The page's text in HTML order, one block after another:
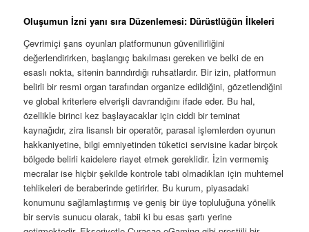
Oluşumun İzni yanı sıra Düzenlemesi: Dürüstlüğün İlkeleri
Çevrimiçi şans oyunları platformunun güvenilirliğini
değerlendirirken, başlangıç bakılması gereken ve belki de en
esaslı nokta, sitenin barındırdığı ruhsatlardır. Bir izin, platformun
belirli bir resmi organ tarafından organize edildiğini, gözetlendiğini
ve global kriterlere elverişli davrandığını ifade eder. Bu hal,
özellikle birinci kez başlayacaklar için ciddi bir teminat
kaynağıdır, zira lisanslı bir operatör, parasal işlemlerden oyunun
hakkaniyetine, bilgi emniyetinden tüketici servisine kadar birçok
bölgede belirli kaidelere riayet etmek gereklidir. İzin vermemiş
mecralar ise hiçbir şekilde kontrole tabi olmadıkları için muhtemel
tehlikeleri de beraberinde getirirler. Bu kurum, piyasadaki
konumunu sağlamlaştırmış ve geniş bir üye topluluğuna yönelik
bir servis sunucu olarak, tabii ki bu esas şartı yerine